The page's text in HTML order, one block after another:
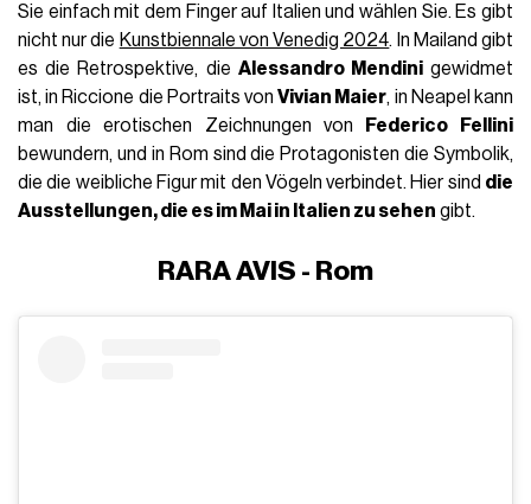
Sie einfach mit dem Finger auf Italien und wählen Sie. Es gibt
nicht nur die Kunstbiennale von Venedig 2024. In Mailand gibt
es die Retrospektive, die Alessandro Mendinigewidmet
ist, in Riccione die Portraits vonVivian Maier, in Neapel kann
man die erotischen Zeichnungen von
Federico Fellini
bewundern, und in Rom sind die Protagonisten die Symbolik,
die die weibliche Figur mit den Vögeln verbindet. Hier sind die
Ausstellungen, die es im Mai in Italien zu sehen gibt.
RARA AVIS - Rom